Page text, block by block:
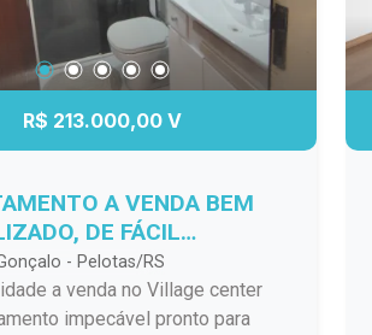
R$ 213.000,00 V
A VENDA BEM
DE FÁCIL
A VÁRIOS PONTOS DA
- Pelotas/RS
a venda no Village center
impecável pronto para